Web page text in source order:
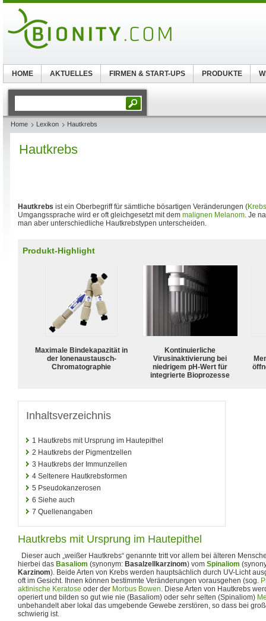
Home Lexikon Hautkrebs
Hautkrebs
Hautkrebs ist ein Oberbegriff für sämtliche bösartigen Veränderungen (Krebs
Umgangssprache wird er oft gleichgesetzt mit dem malignen Melanom. Je
man aber unterschiedliche Hautkrebstypen unterscheiden.
Produkt-Highlight
Maximale Bindekapazität in
der Ionenaustausch-
Chromatographie
Kontinuierliche
Virusinaktivierung bei
niedrigem pH-Wert für
integrierte Bioprozesse
Inhaltsverzeichnis
1 Hautkrebs mit Ursprung im Hautepithel
2 Hautkrebs der Pigmentzellen
3 Hautkrebs der Immunzellen
4 Seltenere Hautkrebsformen
5 Pseudokanzerosen
6 Siehe auch
7 Quellenangaben
Hautkrebs mit Ursprung im Hautepithel
Dieser auch „weißer Hautkrebs“ genannte tritt vor allem bei älteren
hierbei das Basaliom (synonym: Basalzellkarzinom) vom Spinaliom
Karzinom). Beide Arten von Krebs werden hauptsächlich durch UV-Licht
oft im Gesicht. Ihnen können bestimmte Veränderungen vorausgehen (sog.
aktinische Keratose oder der Morbus Bowen. Diese Arten von Hautkrebs
operiert und bilden so gut wie nie (Basaliom) oder sehr selten (Spinaliom)
unbehandelt aber lokal das umgebende Gewebe zerstören, so dass bei
schwierig ist.
HOME AKTUELLES FIRMEN & START-UPS PRODUKTE